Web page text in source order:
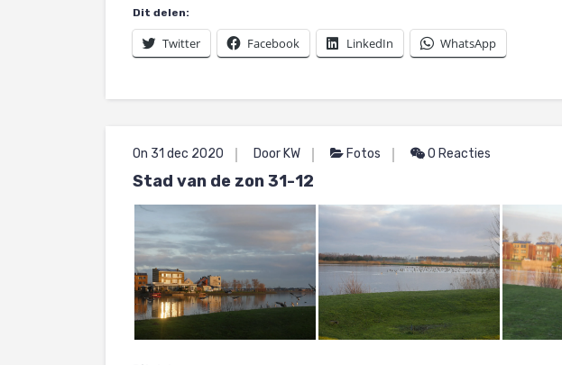
Dit delen:
Twitter Facebook LinkedIn WhatsApp
On 31 dec 2020 Door KW Fotos 0 Reacties
Stad van de zon 31-12